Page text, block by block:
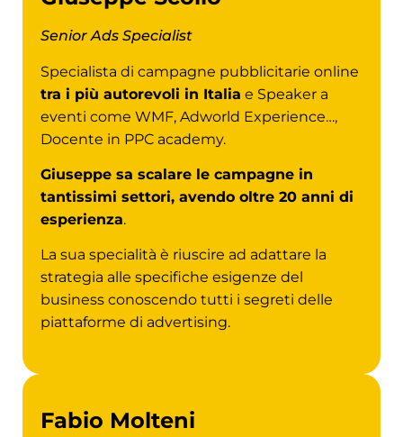
Senior Ads Specialist
Specialista di campagne pubblicitarie online
tra i più autorevoli in Italia e Speaker a
eventi come WMF, Adworld Experience…,
Docente in PPC academy.
Giuseppe sa scalare le campagne in
tantissimi settori, avendo oltre 20 anni di
esperienza.
La sua specialità è riuscire ad adattare la
strategia alle specifiche esigenze del
business conoscendo tutti i segreti delle
piattaforme di advertising.
Fabio Molteni